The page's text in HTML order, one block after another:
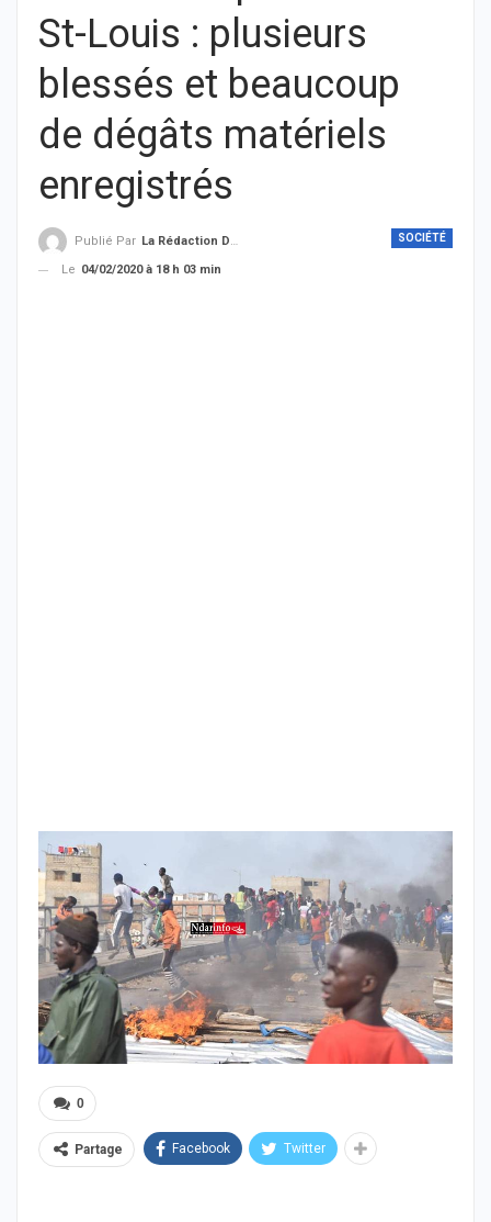
St-Louis : plusieurs
blessés et beaucoup
de dégâts matériels
enregistrés
SOCIÉTÉ
Publié Par La Rédaction De THIEYSENEGAL.com
Le 04/02/2020 à 18 h 03 min
0
Partage Facebook Twitter